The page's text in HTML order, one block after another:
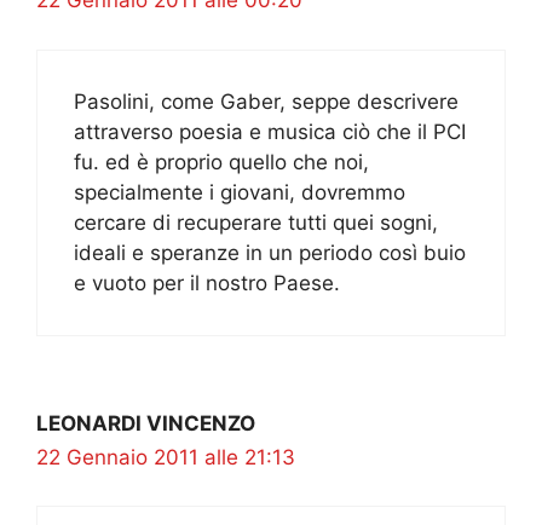
Pasolini, come Gaber, seppe descrivere
attraverso poesia e musica ciò che il PCI
fu. ed è proprio quello che noi,
specialmente i giovani, dovremmo
cercare di recuperare tutti quei sogni,
ideali e speranze in un periodo così buio
e vuoto per il nostro Paese.
LEONARDI VINCENZO
22 Gennaio 2011 alle 21:13